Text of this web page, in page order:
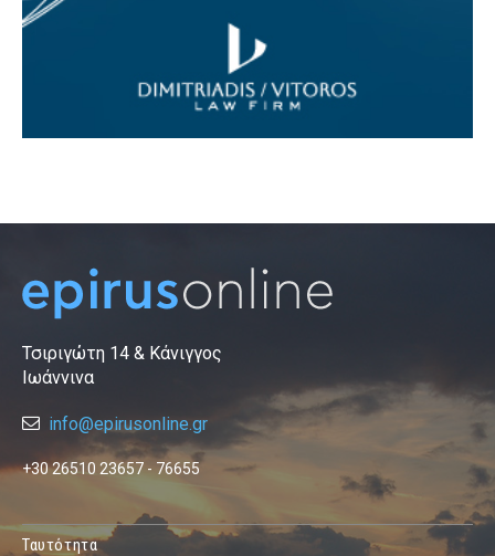
Τσιριγώτη 14 & Κάνιγγος
Ιωάννινα
info@epirusonline.gr
+30 26510 23657 - 76655
Ταυτότητα